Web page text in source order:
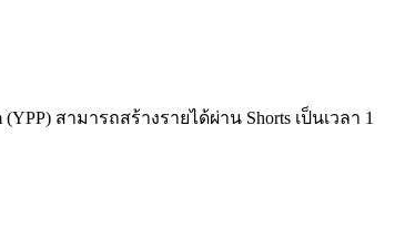
สามารถสร้างรายได้ผ่าน Shorts เป็นเวลา 1